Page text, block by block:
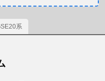
系